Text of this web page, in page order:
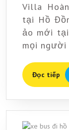
Villa
tại Hồ
ảo mới
mọi người
Đọc tiếp